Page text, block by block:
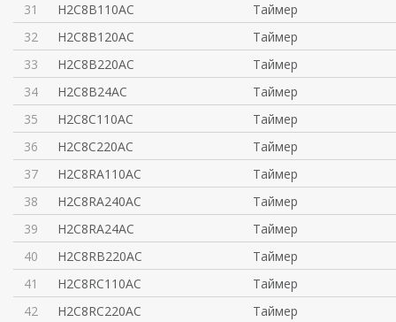
31
H2C8B110AC
Таймер
32
H2C8B120AC
Таймер
33
H2C8B220AC
Таймер
34
H2C8B24AC
Таймер
35
H2C8C110AC
Таймер
36
H2C8C220AC
Таймер
37
H2C8RA110AC
Таймер
38
H2C8RA240AC
Таймер
39
H2C8RA24AC
Таймер
40
H2C8RB220AC
Таймер
41
H2C8RC110AC
Таймер
42
H2C8RC220AC
Таймер